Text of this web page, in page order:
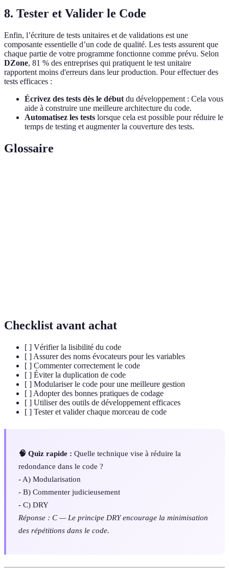
8. Tester et Valider le Code
Enfin, l’écriture de tests unitaires et de validations est une
composante essentielle d’un code de qualité. Les tests assurent que
chaque partie de votre programme fonctionne comme prévu. Selon
DZone, 81 % des entreprises qui pratiquent le test unitaire
rapportent moins d'erreurs dans leur production. Pour effectuer des
tests efficaces :
Écrivez des tests dès le début du développement : Cela vous
aide à construire une meilleure architecture du code.
Automatisez les tests lorsque cela est possible pour réduire le
temps de testing et augmenter la couverture des tests.
Glossaire
Checklist avant achat
[ ] Vérifier la lisibilité du code
[ ] Assurer des noms évocateurs pour les variables
[ ] Commenter correctement le code
[ ] Éviter la duplication de code
[ ] Modulariser le code pour une meilleure gestion
[ ] Adopter des bonnes pratiques de codage
[ ] Utiliser des outils de développement efficaces
[ ] Tester et valider chaque morceau de code
🧠 Quiz rapide : Quelle technique vise à réduire la
redondance dans le code ?
- A) Modularisation
- B) Commenter judicieusement
- C) DRY
Réponse : C — Le principe DRY encourage la minimisation
des répétitions dans le code.